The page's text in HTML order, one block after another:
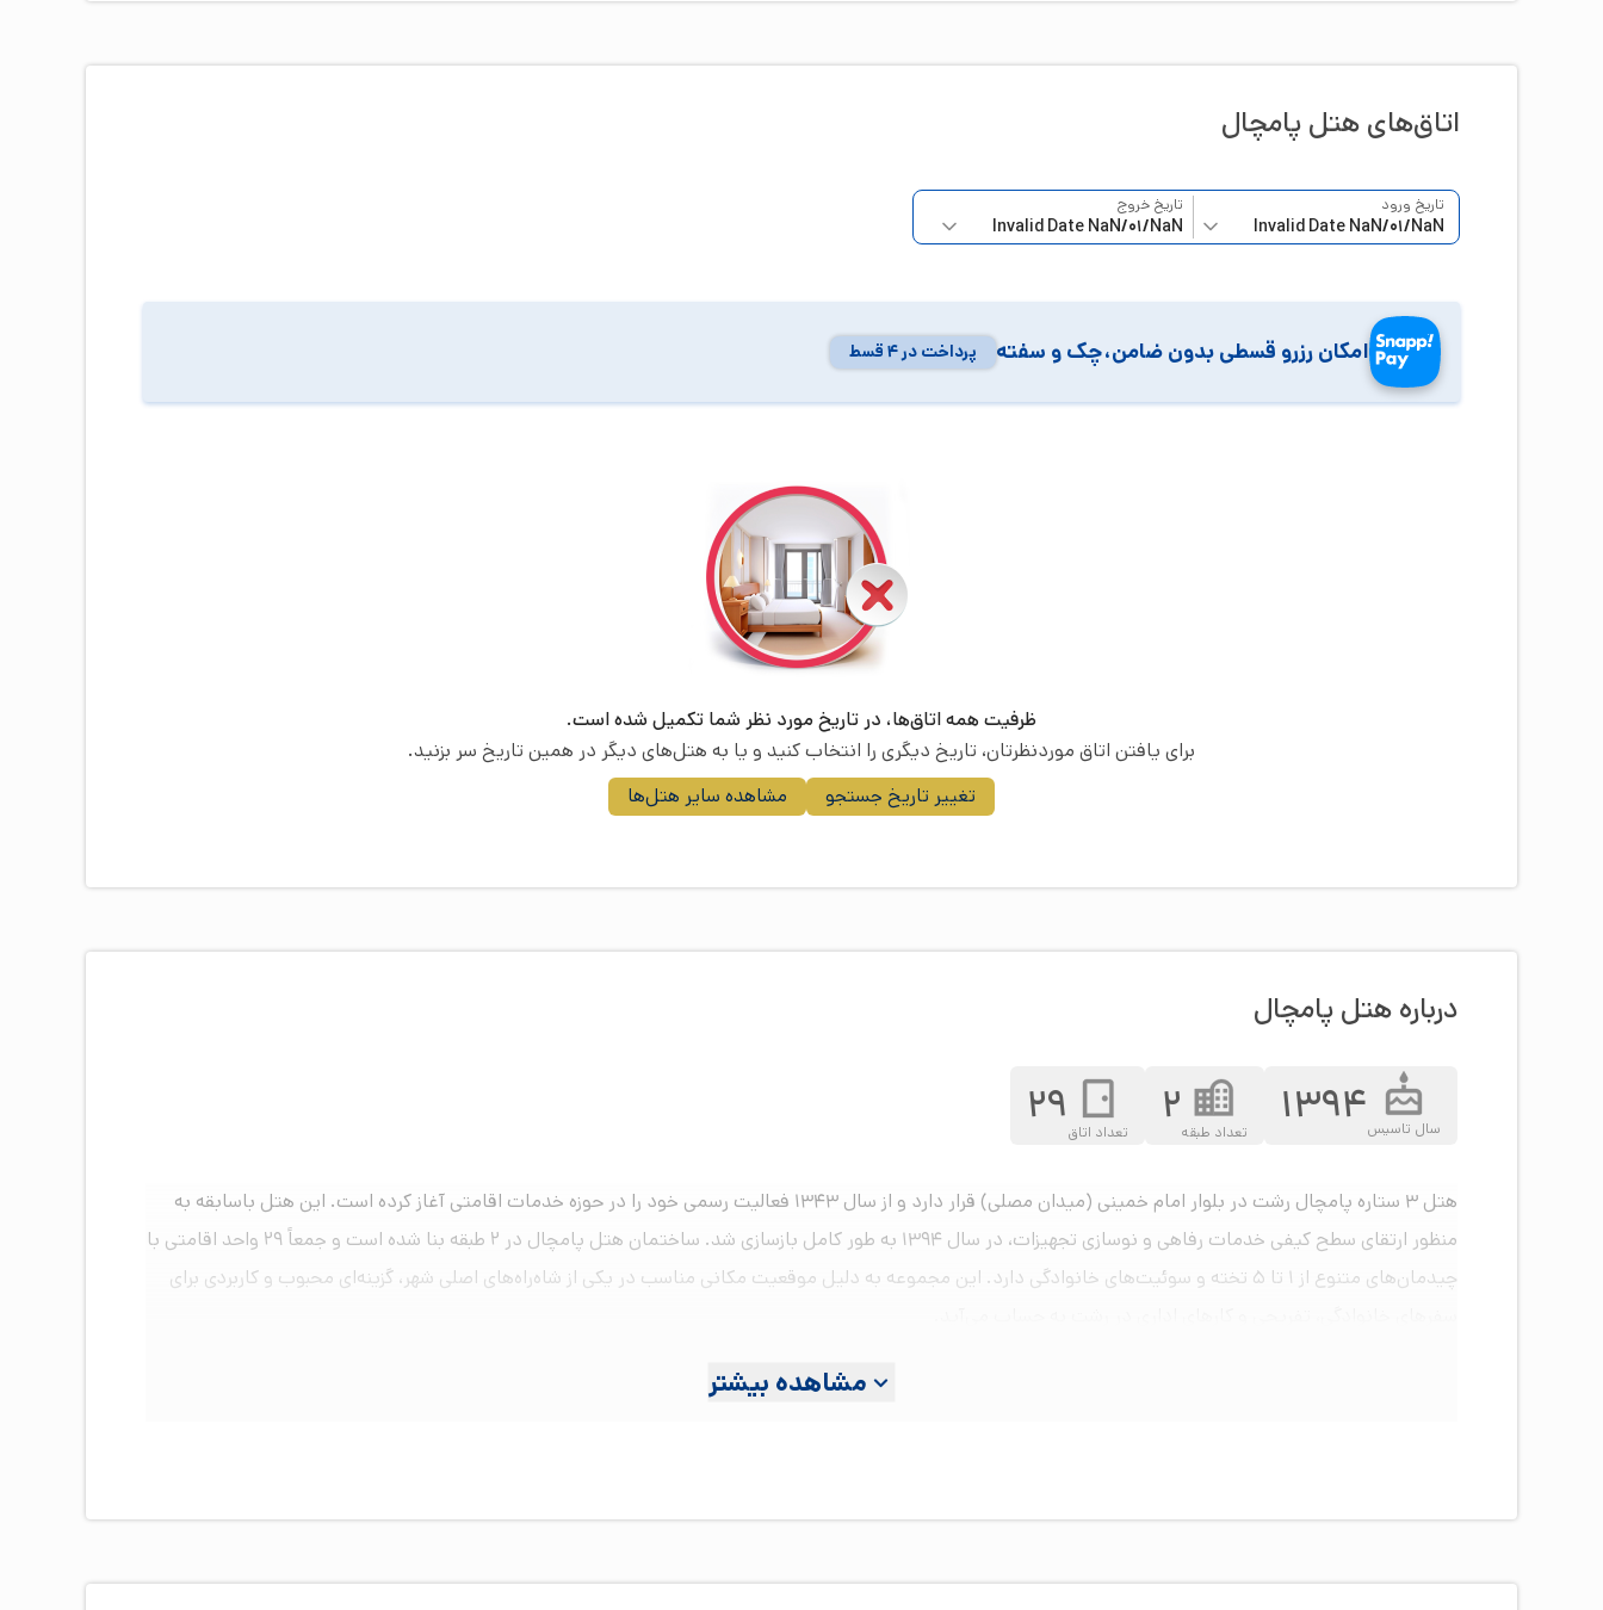
اتاق‌‌های هتل پامچال
تاریخ ورود تاریخ خروج
امکان رزرو قسطی بدون ضامن،چک و سفته پرداخت در ۴ قسط
ظرفیت همه اتاق‌ها، در تاریخ مورد نظر شما تکمیل شده است.
برای یافتن اتاق موردنظرتان، تاریخ دیگری را انتخاب کنید و یا به هتل‌های دیگر در همین تاریخ سر بزنید.
تغییر تاریخ جستجو
مشاهده سایر هتل‌ها
درباره هتل پامچال
سال تاسیس1394 تعداد طبقه2 تعداد اتاق29
هتل ۳ ستاره پامچال رشت در بلوار امام خمینی (میدان مصلی) قرار دارد و از سال ۱۳۴۳ فعالیت رسمی خود را در حوزه خدمات اقامتی آغاز کرده است. این هتل باسابقه به
منظور ارتقای سطح کیفی خدمات رفاهی و نوسازی تجهیزات، در سال ۱۳۹۴ به طور کامل بازسازی شد. ساختمان هتل پامچال در ۲ طبقه بنا شده است و جمعاً ۲۹ واحد اقامتی با
چیدمان‌های متنوع از ۱ تا ۵ تخته و سوئیت‌های خانوادگی دارد. این مجموعه به دلیل موقعیت مکانی مناسب در یکی از شاه‌راه‌های اصلی شهر، گزینه‌ای محبوب و کاربردی برای
این هتل سه ستاره امکانات رفاهی لازم و خدمات شبانه‌روزی را برای اقامت راحت شما مسافران در سفر به رشت فراهم کرده است.
به صورت سالن‌های یکپارچه و فلت چیده شده‌اند تا تمام اعضای خانواده بتوانند در یک فضا کنار هم اقامت داشته باشند.
مشاهده بیشتر